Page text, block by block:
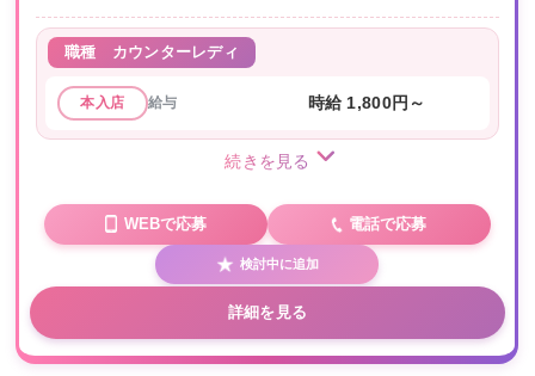
職種 カウンターレディ
本入店 給与 時給 1,800円～
続きを見る
WEBで応募 電話で応募
検討中に追加
詳細を見る